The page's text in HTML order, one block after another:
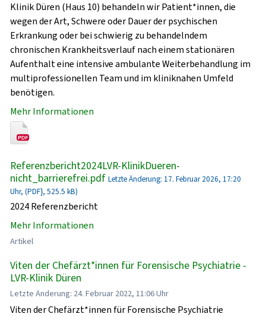
Klinik Düren (Haus 10) behandeln wir Patient*innen, die
wegen der Art, Schwere oder Dauer der psychischen
Erkrankung oder bei schwierig zu behandelndem
chronischen Krankheitsverlauf nach einem stationären
Aufenthalt eine intensive ambulante Weiterbehandlung im
multiprofessionellen Team und im kliniknahen Umfeld
benötigen.
Mehr Informationen
Referenzbericht2024LVR-KlinikDueren-
nicht_barrierefrei.pdf Letzte Änderung: 17. Februar 2026, 17:20
Uhr, (PDF}, 525.5 kB)
2024 Referenzbericht
Mehr Informationen
Artikel
Viten der Chefärzt*innen für Forensische Psychiatrie -
LVR-Klinik Düren
Letzte Änderung: 24. Februar 2022, 11:06 Uhr
Viten der Chefärzt*innen für Forensische Psychiatrie